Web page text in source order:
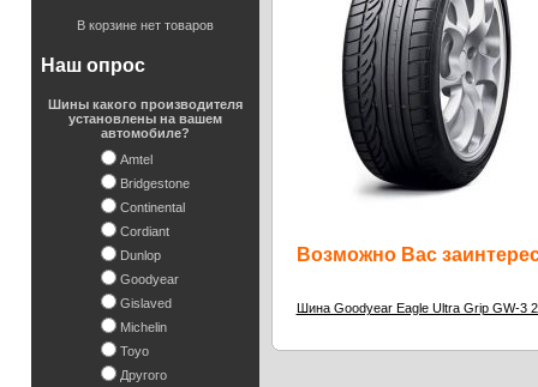
В корзине нет товаров
Наш опрос
Шины какого производителя
установлены на вашем
автомобиле?
Amtel
Bridgestone
Continental
Cordiant
Dunlop
Goodyear
Gislaved
Michelin
Toyo
Другого
Возможно Вас
Шина Goodyear Eagle Ultra Grip GW-3